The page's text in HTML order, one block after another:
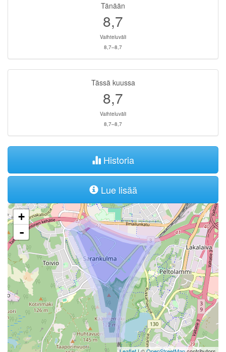
Tänään
8,7
Vaihteluväli
8,7–8,7
Tässä kuussa
8,7
Vaihteluväli
8,7–8,7
Historia
Lue lisää
+
-